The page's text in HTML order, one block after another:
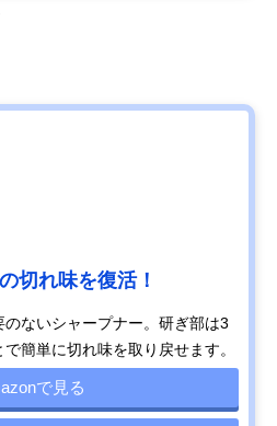
切れ味を復活！
ないシャープナー。研ぎ部は3
簡単に切れ味を取り戻せます。
で見る